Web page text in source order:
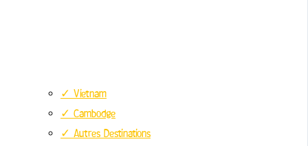
✓ Vietnam
✓ Cambodge
✓ Autres Destinations